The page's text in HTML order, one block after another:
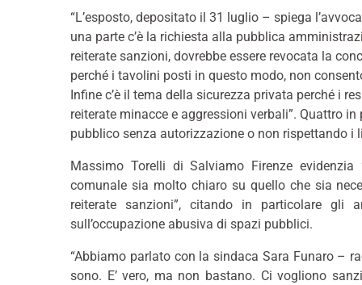
“L’esposto, depositato il 31 luglio – spiega
una parte c’è la richiesta alla pubblica
reiterate sanzioni, dovrebbe essere revocata la
perché i tavolini posti in questo modo, non
Infine c’è il tema della sicurezza privata perché i
reiterate minacce e aggressioni verbali”. Quattro
pubblico senza autorizzazione o non rispettando i
Massimo Torelli di Salviamo Firenze evidenzia
comunale sia molto chiaro su quello che sia
reiterate sanzioni”, citando in particolare gli
sull’occupazione abusiva di spazi pubblici.
“Abbiamo parlato con la sindaca Sara Funaro –
sono. E’ vero, ma non bastano. Ci vogliono